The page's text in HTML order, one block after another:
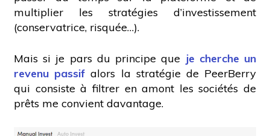
multiplier les stratégies d’investissement
(conservatrice, risquée…).
Mais si je pars du principe que je cherche un
revenu passif alors la stratégie de PeerBerry
qui consiste à filtrer en amont les sociétés de
prêts me convient davantage.